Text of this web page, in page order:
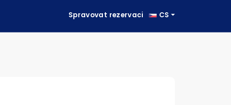
Spravovat rezervaci CS